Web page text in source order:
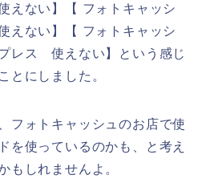
ない】【 フォトキャッシ
ない】【 フォトキャッシ
レス 使えない】という感じ
とにしました。
フォトキャッシュのお店で使
を使っているのかも、と考え
もしれませんよ。